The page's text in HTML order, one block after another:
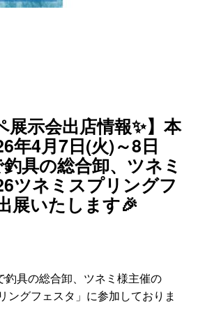
展示会出店情報✨】本
年4月7日(火)～8日
具の総合卸、ツネミ
ツネミスプリングフ
展いたします🎉
釣具の総合卸、ツネミ様主催の
ングフェスタ」に参加しておりま